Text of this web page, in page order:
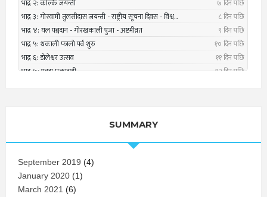
SUMMARY
September 2019 (4)
January 2020(1)
March 2021 (6)